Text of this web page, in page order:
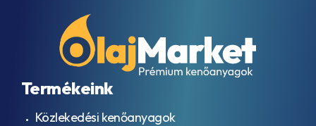
Termékeink
Közlekedési kenőanyagok